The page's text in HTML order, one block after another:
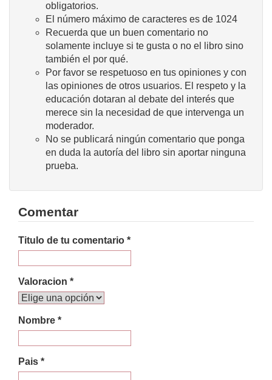
obligatorios.
El número máximo de caracteres es de 1024
Recuerda que un buen comentario no
solamente incluye si te gusta o no el libro sino
también el por qué.
Por favor se respetuoso en tus opiniones y con
las opiniones de otros usuarios. El respeto y la
educación dotaran al debate del interés que
merece sin la necesidad de que intervenga un
moderador.
No se publicará ningún comentario que ponga
en duda la autoría del libro sin aportar ninguna
prueba.
Comentar
Titulo de tu comentario *
Valoracion *
Nombre *
Pais *